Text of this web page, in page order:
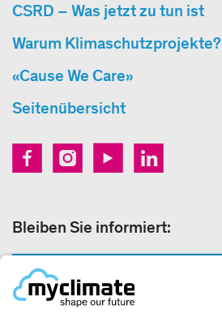
CSRD – Was jetzt zu tun ist
Warum Klimaschutzprojekte?
«Cause We Care»
Seitenübersicht
Bleiben Sie informiert: